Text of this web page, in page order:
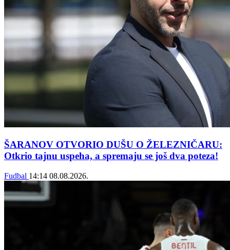
ŠARANOV OTVORIO DUŠU O ŽELEZNIČARU:
Otkrio tajnu uspeha, a spremaju se još dva poteza!
Fudbal 14:14 08.08.2026.